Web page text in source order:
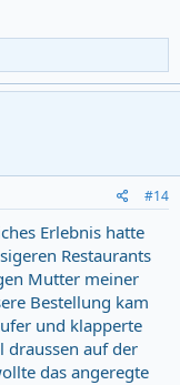
#14
Erlebnis hatte
Restaurants
Mutter meiner
Bestellung kam
und klapperte
draussen auf der
das angeregte